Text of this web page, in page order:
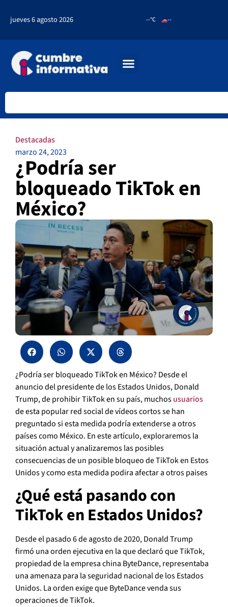
jueves 6 agosto 2026 --°C --
Destacadas
marzo 24, 2023
¿Podría ser
bloqueado TikTok en
México?
¿Podría ser bloqueado TikTok en México? Desde el
anuncio del presidente de los Estados Unidos, Donald
Trump, de prohibir TikTok en su país, muchosusuarios
de esta popular red social de vídeos cortos se han
preguntado si esta medida podría extenderse a otros
países como México. En este artículo, exploraremos la
situación actual y analizaremos las posibles
consecuencias de un posible bloqueo de TikTok en Estos
Unidos y como esta medida podira afectar a otros paises
¿Qué está pasando con
TikTok en Estados Unidos?
Desde el pasado 6 de agosto de 2020, Donald Trump
firmó una orden ejecutiva en la que declaró que TikTok,
propiedad de la empresa china ByteDance, representaba
una amenaza para la seguridad nacional de los Estados
Unidos. La orden exige que ByteDance venda sus
operaciones de TikTok.